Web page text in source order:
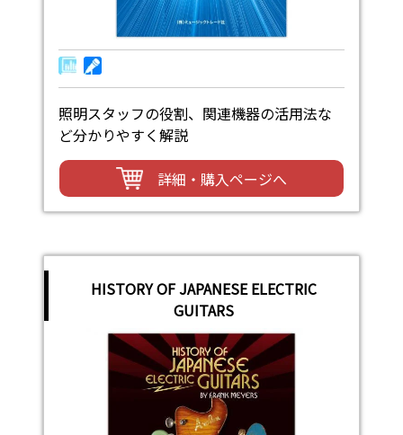
照明スタッフの役割、関連機器の活用法な
ど分かりやすく解説
詳細・購入ページへ
HISTORY OF JAPANESE ELECTRIC
GUITARS